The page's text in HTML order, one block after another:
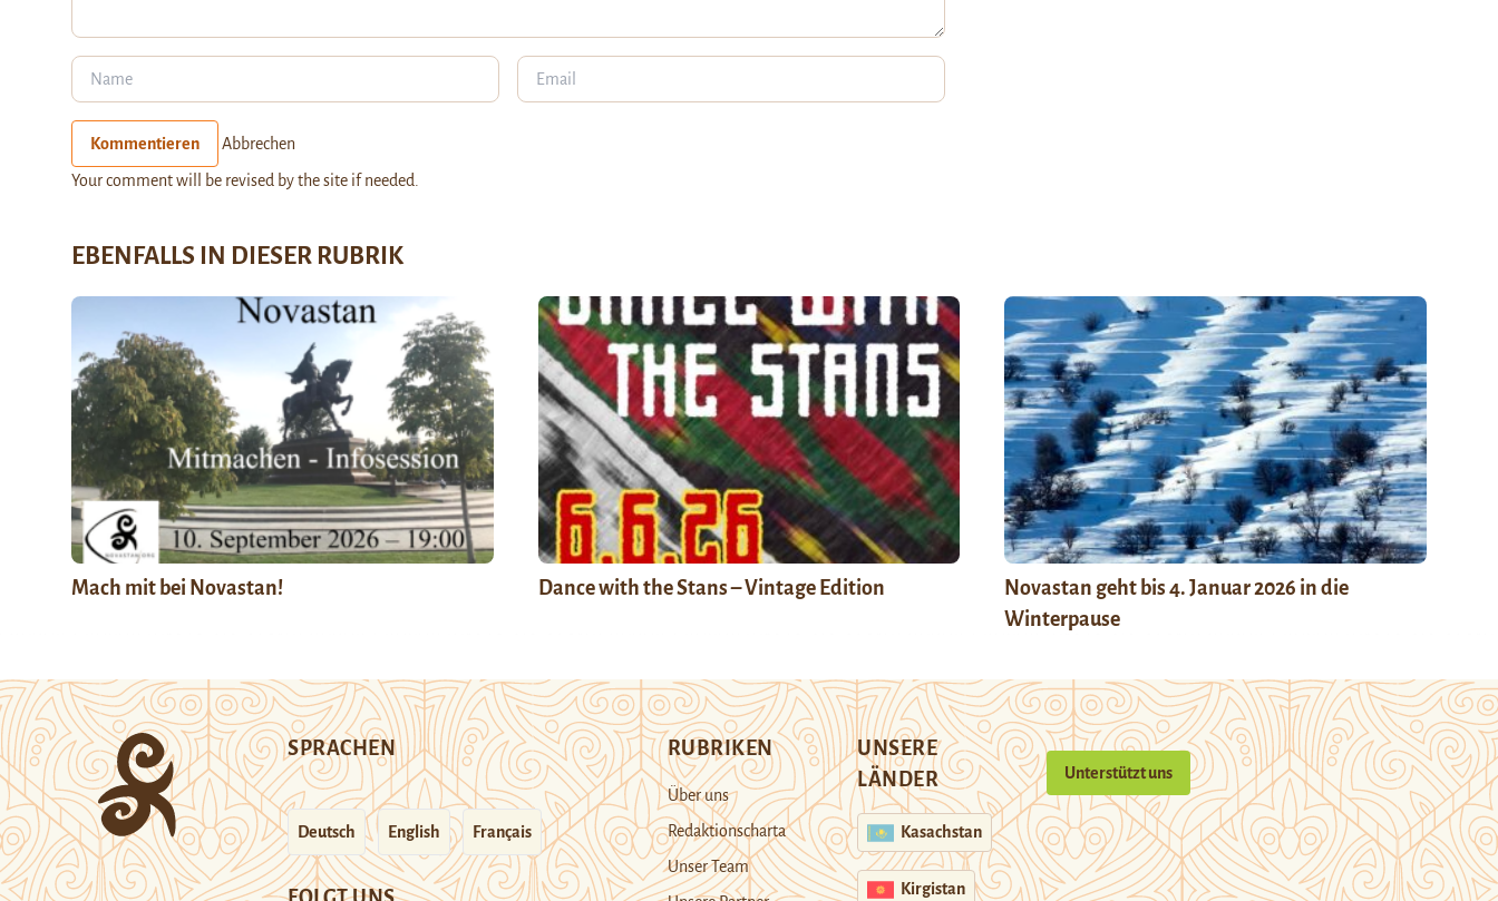
Kommentieren Abbrechen
Your comment will be revised by the site if needed.
EBENFALLS IN DIESER RUBRIK
Mach mit bei Novastan! Dance with the Stans – Vintage Edition
Novastan geht bis 4. Januar 2026 in die
Winterpause
SPRACHEN
Deutsch English Français
RUBRIKEN
Über uns
Redaktionscharta
Unser Team
UNSERE
LÄNDER
Kasachstan
Kirgistan
Unterstützt uns